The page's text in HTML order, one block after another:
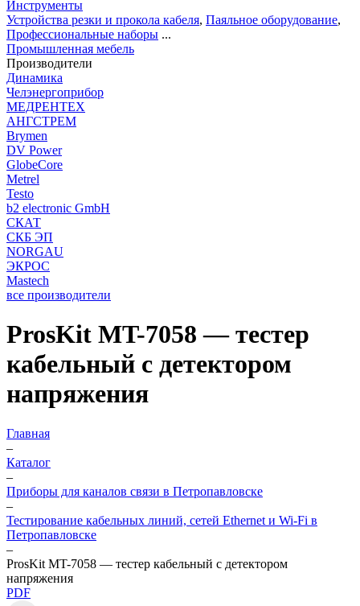
Инструменты
Устройства резки и прокола кабеля, Паяльное оборудование,
Профессиональные наборы ...
Промышленная мебель
Производители
Динамика
Челэнергоприбор
МЕДРЕНТЕХ
АНГСТРЕМ
Brymen
DV Power
GlobeCore
Metrel
Testo
b2 electronic GmbH
СКАТ
СКБ ЭП
NORGAU
ЭКРОС
Mastech
все производители
ProsKit MT-7058 — тестер
кабельный с детектором
напряжения
Главная
–
Каталог
–
Приборы для каналов связи в Петропавловске
–
Тестирование кабельных линий, сетей Ethernet и Wi-Fi в
Петропавловске
–
ProsKit MT-7058 — тестер кабельный с детектором
напряжения
PDF